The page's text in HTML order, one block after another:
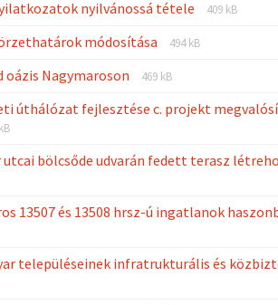
nyilvánossá tétele
File
File
409 kB
módosítása
File
pdf
File
494 kB
oázis Nagymaroson
File
pdf
File
469 kB
úthálózat fejlesztése c. projekt
utcai bölcsőde udvarán fedett terasz
13507 és 13508 hrsz-ú ingatlanok
településeinek infratrukturális és